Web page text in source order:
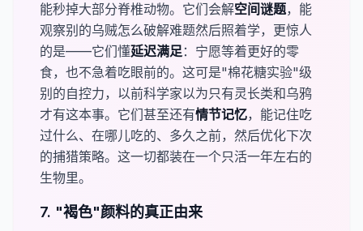
能秒掉大部分脊椎动物。它们会解​​空间谜题，能
观察别的乌贼怎么破解难题然后照着学，更惊人
的是——它们懂​​延迟满足：宁愿等着更好的零
食，也不急着吃眼前的。这可是"棉花糖实验"级
别的自控力，以前科学家以为只有灵长类和乌鸦
才有这本事。它们甚至还有​​情节记忆，能记住吃
过什么、在哪儿吃的、多久之前，然后优化下次
的捕猎策略。这一切都装在一个只活一年左右的
生物里。
7. "褐色"颜料的真正由来